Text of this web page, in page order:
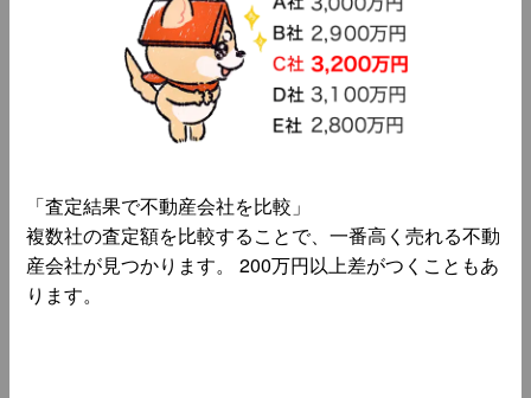
「査定結果で不動産会社を比較」
複数社の査定額を比較することで、一番高く売れる不動
産会社が見つかります。 200万円以上差がつくこともあ
ります。